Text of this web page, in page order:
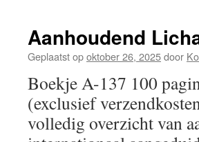
Aanhoudend
Geplaatst opoktober 26, 2025door
Boekje A-137 100
(exclusief
volledig overzicht van